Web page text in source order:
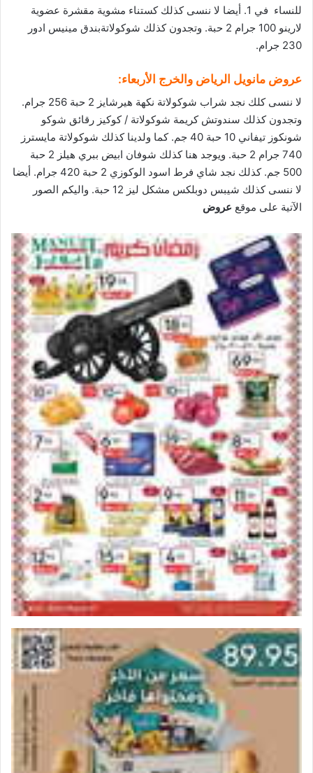
للنساء في 1. أيضا لا ننسى كذلك كستناء مشوية مقشرة عضوية
لارينو 100 جرام 2 حبة. وتجدون كذلك شوكولاتةبندق مينيس ادور
230 جرام.
عروض مانويل الرياض والخرج الأربعاء:
لا ننسى كلك نجد شراب شوكولاتة نكهة هيرشايز 2 حبة 256 جرام.
وتجدون كذلك سندوتش كريمة شوكولاتة / كوكيز رقائق شوكو
شونكوز تيفاني 10 حبة 40 جم. كما ولدينا كذلك شوكولاتة مايسترز
740 جرام 2 حبة. ويوجد هنا كذلك شوفان ابيض ببري هيلز 2 حبة
500 جم. كذلك نجد شاي فرط اسود الوكوزي 2 حبة 420 جرام. أيضا
لا ننسى كذلك شيبس دوبلكس مشكل ليز 12 حبة. واليكم الصور
الآتية على موقع عروض